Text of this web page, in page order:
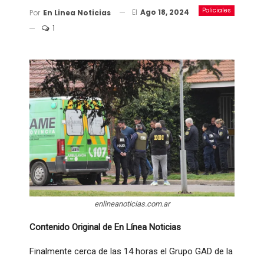
Policiales
Por En Linea Noticias El Ago 18, 2024
1
enlineanoticias.com.ar
Contenido Original de En Línea Noticias
Finalmente cerca de las 14 horas el Grupo GAD de la